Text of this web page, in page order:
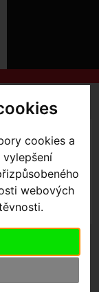
cookies a
webových
O
SLUŽBY
ZTRATILI
DÍLY